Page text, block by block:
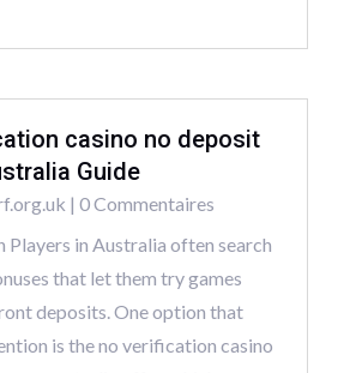
casino no deposit
Guide
| 0 Commentaires
in Australia often search
that let them try games
deposits. One option that
is the no verification casino